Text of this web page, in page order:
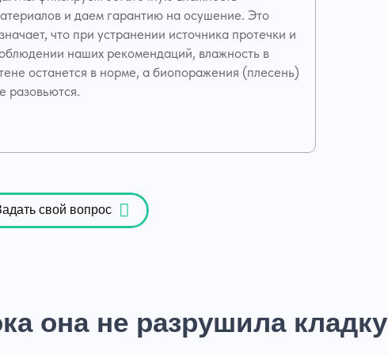
и даем гарантию на осушение. Это
что при устранении источника протечки и
наших рекомендаций, влажность в
останется в норме, а биопоражения (плесень)
разовьются.
свой вопрос
она не разрушила